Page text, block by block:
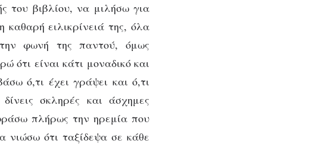
του βιβλίου, να μιλήσω για
ειλικρίνειά της, όλα
φωνή της παντού, όμως
ότι είναι κάτι μοναδικό και
ό,τι έχει γράψει και ό,τι
σκληρές και άσχημες
πλήρως την ηρεμία που
ότι ταξίδεψα σε κάθε